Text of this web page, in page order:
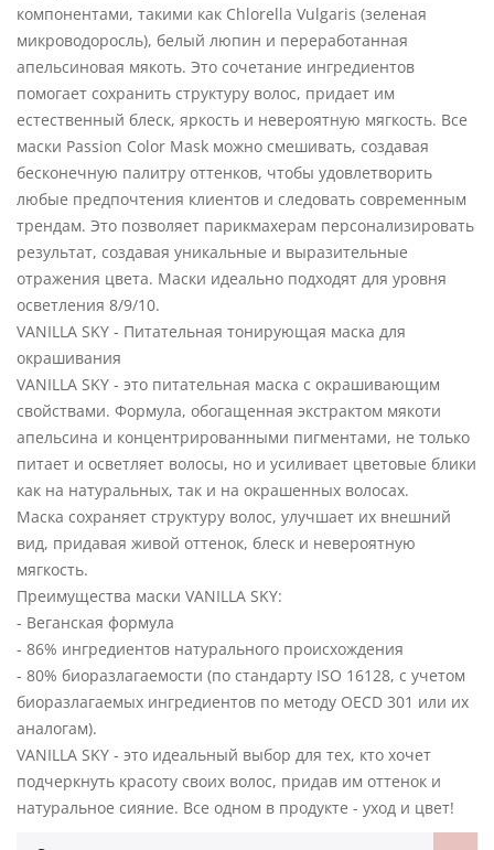
компонентами, такими как Chlorella Vulgaris (зеленая
микроводоросль), белый люпин и переработанная
апельсиновая мякоть. Это сочетание ингредиентов
помогает сохранить структуру волос, придает им
естественный блеск, яркость и невероятную мягкость. Все
маски Passion Color Mask можно смешивать, создавая
бесконечную палитру оттенков, чтобы удовлетворить
любые предпочтения клиентов и следовать современным
трендам. Это позволяет парикмахерам персонализировать
результат, создавая уникальные и выразительные
отражения цвета. Маски идеально подходят для уровня
осветления 8/9/10.
VANILLA SKY - Питательная тонирующая маска для
окрашивания
VANILLA SKY - это питательная маска с окрашивающим
свойствами. Формула, обогащенная экстрактом мякоти
апельсина и концентрированными пигментами, не только
питает и осветляет волосы, но и усиливает цветовые блики
как на натуральных, так и на окрашенных волосах.
Маска сохраняет структуру волос, улучшает их внешний
вид, придавая живой оттенок, блеск и невероятную
мягкость.
Преимущества маски VANILLA SKY:
- Веганская формула
- 86% ингредиентов натурального происхождения
- 80% биоразлагаемости (по стандарту ISO 16128, с учетом
биоразлагаемых ингредиентов по методу OECD 301 или их
аналогам).
VANILLA SKY - это идеальный выбор для тех, кто хочет
подчеркнуть красоту своих волос, придав им оттенок и
натуральное сияние. Все одном в продукте - уход и цвет!